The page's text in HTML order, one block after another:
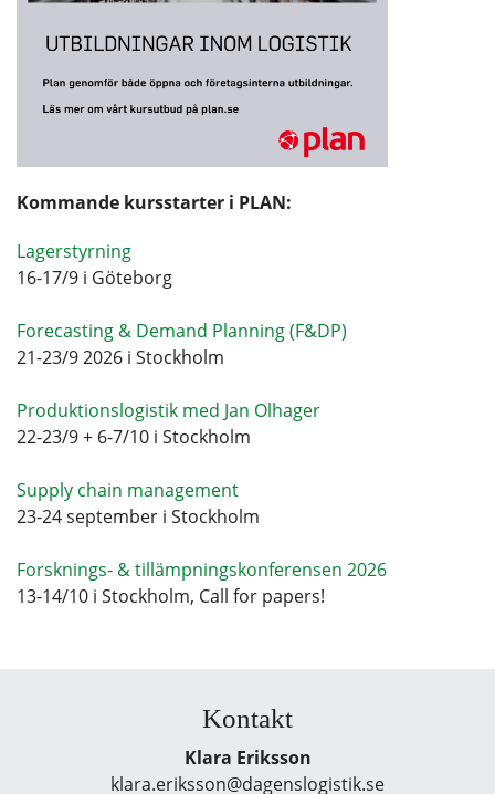
Kommande kursstarter i PLAN:
Lagerstyrning
16-17/9 i Göteborg
Forecasting & Demand Planning (F&DP)
21-23/9 2026 i Stockholm
Produktionslogistik med Jan Olhager
22-23/9 + 6-7/10 i Stockholm
Supply chain management
23-24 september i Stockholm
Forsknings- & tillämpningskonferensen 2026
13-14/10 i Stockholm, Call for papers!
Kontakt
Klara Eriksson
klara.eriksson@dagenslogistik.se